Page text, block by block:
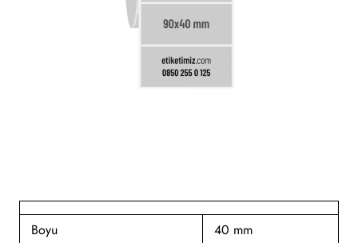
Boyu
40 mm